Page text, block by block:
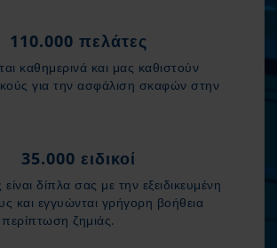
110.000 πελάτες
καθημερινά και μας καθιστούν
για την ασφάλιση σκαφών στην
35.000 ειδικοί
δίπλα σας με την εξειδικευμένη
και εγγυώνται γρήγορη βοήθεια
ζημιάς.